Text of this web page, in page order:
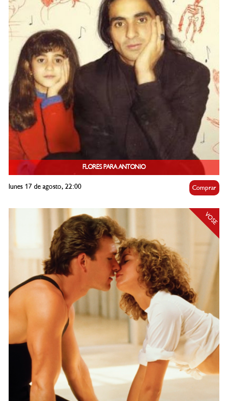
FLORES PARA ANTONIO
lunes 17 de agosto, 22:00 Comprar
VOSE